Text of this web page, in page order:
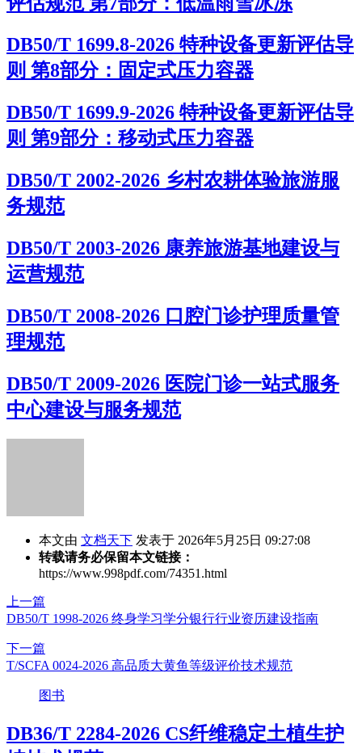
DB50/T 1699.8-2026 特种设备更新评估导
则 第8部分：固定式压力容器
DB50/T 1699.9-2026 特种设备更新评估导
则 第9部分：移动式压力容器
DB50/T 2002-2026 乡村农耕体验旅游服
务规范
DB50/T 2003-2026 康养旅游基地建设与
运营规范
DB50/T 2008-2026 口腔门诊护理质量管
理规范
DB50/T 2009-2026 医院门诊一站式服务
中心建设与服务规范
本文由 文档天下 发表于 2026年5月25日 09:27:08
转载请务必保留本文链接：
https://www.998pdf.com/74351.html
上一篇
DB50/T 1998-2026 终身学习学分银行行业资历建设指南
下一篇
T/SCFA 0024-2026 高品质大黄鱼等级评价技术规范
图书
DB36/T 2284-2026 CS纤维稳定土植生护